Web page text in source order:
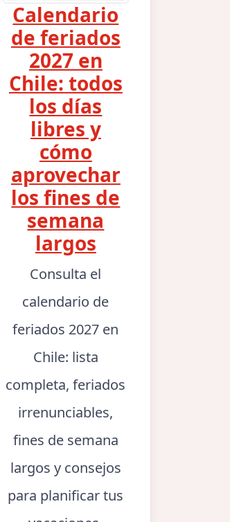
Calendario
de feriados
2027 en
Chile: todos
los días
libres y
cómo
aprovechar
los fines de
semana
largos
Consulta el
calendario de
feriados 2027 en
Chile: lista
completa, feriados
irrenunciables,
fines de semana
largos y consejos
para planificar tus